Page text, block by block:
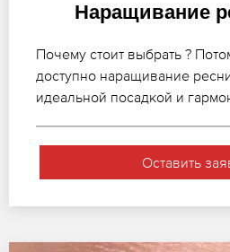
Наращивание
Почему стоит выбрать ?
доступно наращивание
идеальной посадкой и
Оставить